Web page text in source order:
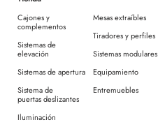
Cajones y
complementos
Sistemas de
elevación
Sistemas de apertura
Sistema de
puertas deslizantes
Iluminación
Mesas extraíbles
Tiradores y perfiles
Sistemas modulares
Equipamiento
Entremuebles